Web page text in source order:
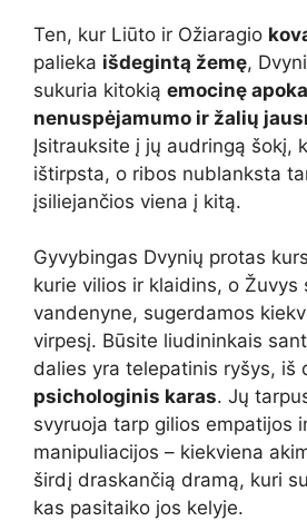
Ten, kur Liūto ir Ožiaragio
palieka išdegintą žemę,
sukuria kitokią emocinę
nenuspėjamumo ir žalių
Įsitrauksite į jų audringą šokį,
ištirpsta, o ribos nublanksta
įsiliejančios viena į kitą.
Gyvybingas Dvynių protas
kurie vilios ir klaidins, o Žuvys
vandenyne, sugerdamos
virpesį. Būsite liudininkais
dalies yra telepatinis ryšys, iš
psichologinis karas. Jų
svyruoja tarp gilios empatijos
manipuliacijos – kiekviena
širdį draskančią dramą, kuri
kas pasitaiko jos kelyje.